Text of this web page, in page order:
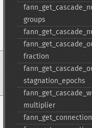
groups
fraction
stagnation_​epochs
multiplier